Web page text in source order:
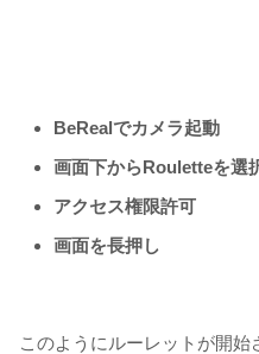
BeRealでカメラ起動
画面下からRouletteを選
アクセス権限許可
画面を長押し
このようにルーレットが開始